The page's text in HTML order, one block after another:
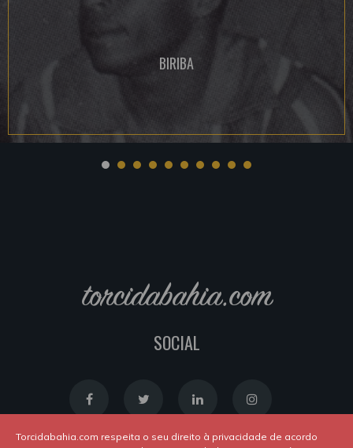
BIRIBA
torcidabahia.com
SOCIAL
Torcidabahia.com respeita o seu direito à privacidade de acordo